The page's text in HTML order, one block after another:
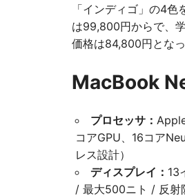
「インディゴ」の4
は99,800円からで、
価格は84,800円となっ
MacBook
プロセッサ：
コアGPU、16コア
レス設計）
ディスプレイ： 13
/ 最大500ニト / 反射